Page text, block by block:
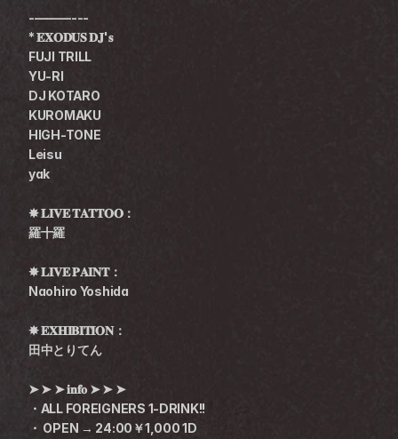
-———---
* 𝐄𝐗𝐎𝐃𝐔𝐒 𝐃𝐉'𝐬
FUJI TRILL
YU-RI
DJ KOTARO
KUROMAKU
HIGH-TONE
Leisu
yak
✸ 𝐋𝐈𝐕𝐄 𝐓𝐀𝐓𝐓𝐎𝐎：
羅十羅
✸ 𝐋𝐈𝐕𝐄 𝐏𝐀𝐈𝐍𝐓：
Naohiro Yoshida
✸ 𝐄𝐗𝐇𝐈𝐁𝐈𝐓𝐈𝐎𝐍：
田中とりてん
➤ ➤ ➤ 𝐢𝐧𝐟𝐨 ➤ ➤ ➤
・ALL FOREIGNERS 1-DRINK!!
・ OPEN → 24:00￥1,000 1D